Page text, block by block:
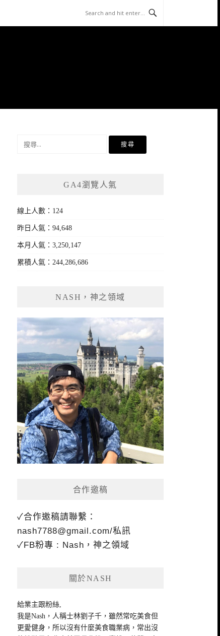
GA4瀏覽人氣
線上人數：124
昨日人氣：94,648
本月人氣：3,250,147
累積人氣：244,286,686
NASH，神之領域
合作邀稿
✓合作邀稿請聯繫：
nash7788@gmail.com/私訊
✓FB粉專 : Nash，神之領域
關於NASH
給業主跟粉絲,
我是Nash，人稱士林劉子千，雖然常吃美食但
更愛健身，所以沒有什麼美食職業病，常出沒